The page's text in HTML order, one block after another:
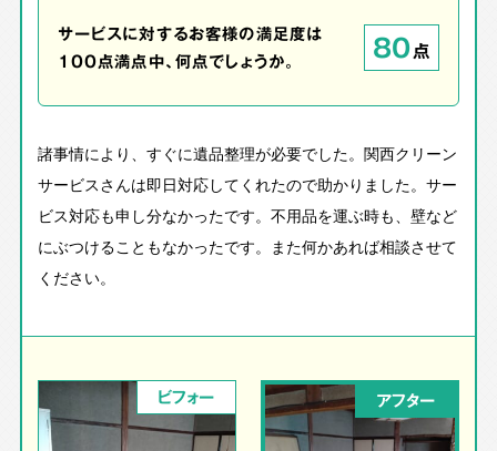
サービスに対するお客様の満足度は
100点満点中、何点でしょうか。
80点
諸事情により、すぐに遺品整理が必要でした。関西クリーン
サービスさんは即日対応してくれたので助かりました。サー
ビス対応も申し分なかったです。不用品を運ぶ時も、壁など
にぶつけることもなかったです。また何かあれば相談させて
ください。
ビフォー アフター